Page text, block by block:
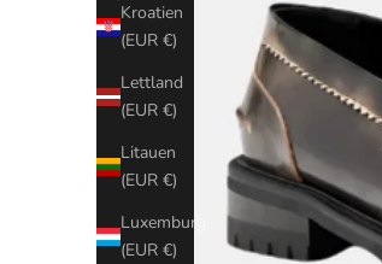
Kroatien
(EUR €)
Lettland
(EUR €)
Litauen
(EUR €)
Luxemburg
(EUR €)